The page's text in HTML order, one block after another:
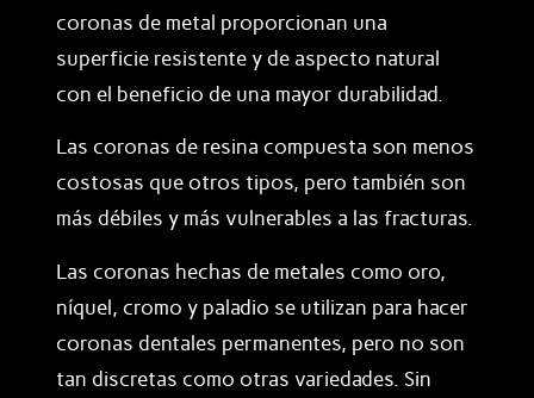
coronas de metal proporcionan una
superficie resistente y de aspecto natural
con el beneficio de una mayor durabilidad.
Las coronas de resina compuesta son menos
costosas que otros tipos, pero también son
más débiles y más vulnerables a las fracturas.
Las coronas hechas de metales como oro,
níquel, cromo y paladio se utilizan para hacer
coronas dentales permanentes, pero no son
tan discretas como otras variedades. Sin